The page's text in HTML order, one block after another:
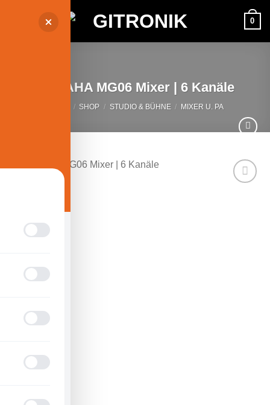
0
YAMAHA MG06 Mixer | 6 Kanäle
/ SHOP / STUDIO & BÜHNE / MIXER U. PA